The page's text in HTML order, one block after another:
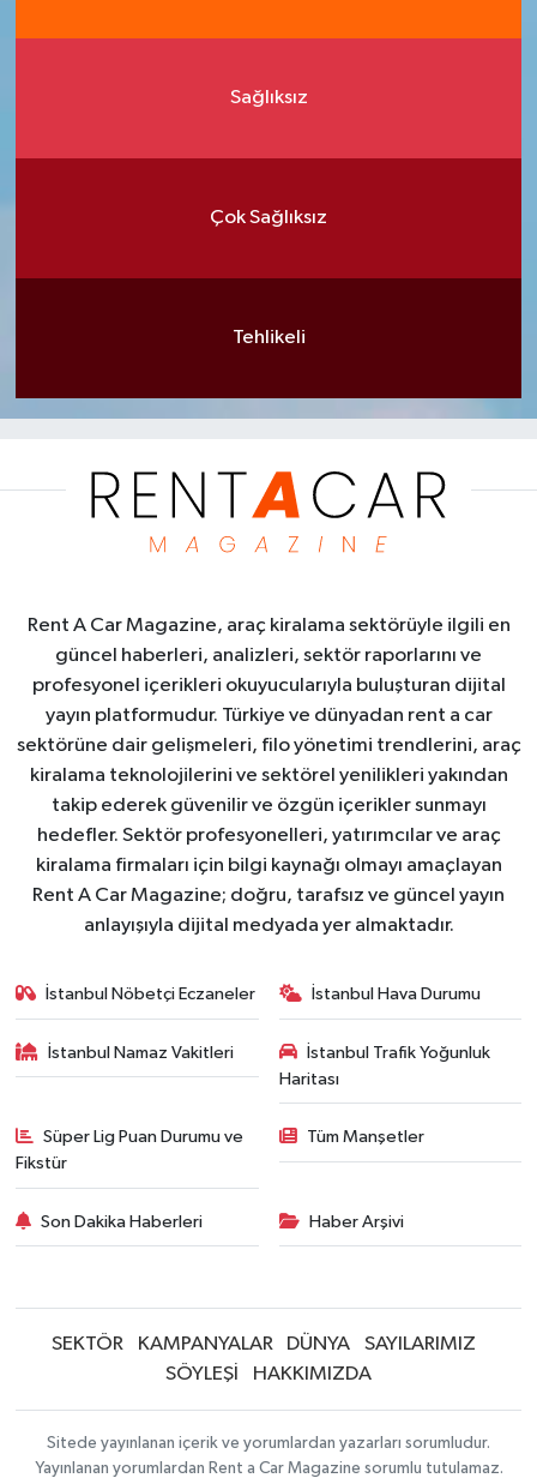
Sağlıksız
Çok Sağlıksız
Tehlikeli
Rent A Car Magazine, araç kiralama sektörüyle ilgili en
güncel haberleri, analizleri, sektör raporlarını ve
profesyonel içerikleri okuyucularıyla buluşturan dijital
yayın platformudur. Türkiye ve dünyadan rent a car
sektörüne dair gelişmeleri, filo yönetimi trendlerini, araç
kiralama teknolojilerini ve sektörel yenilikleri yakından
takip ederek güvenilir ve özgün içerikler sunmayı
hedefler. Sektör profesyonelleri, yatırımcılar ve araç
kiralama firmaları için bilgi kaynağı olmayı amaçlayan
Rent A Car Magazine; doğru, tarafsız ve güncel yayın
anlayışıyla dijital medyada yer almaktadır.
İstanbul Nöbetçi Eczaneler İstanbul Hava Durumu
İstanbul Namaz Vakitleri
İstanbul Trafik Yoğunluk
Haritası
Süper Lig Puan Durumu ve
Fikstür
Tüm Manşetler
Son Dakika Haberleri Haber Arşivi
SEKTÖR KAMPANYALAR DÜNYA
SAYILARIMIZ
SÖYLEŞİ
HAKKIMIZDA
Sitede yayınlanan içerik ve yorumlardan yazarları sorumludur.
Yayınlanan yorumlardan Rent a Car Magazine sorumlu tutulamaz.